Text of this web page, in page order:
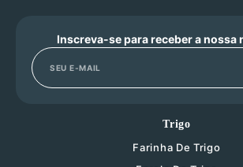
Inscreva-se para receber a nossa
Trigo
Farinha De Trigo